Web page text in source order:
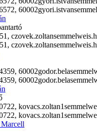
60002gyori.istvan
czovek.zoltan
czovek.zoltan
60002godor.bela
60002godor.bela
kovacs.zoltan1
kovacs.zoltan1